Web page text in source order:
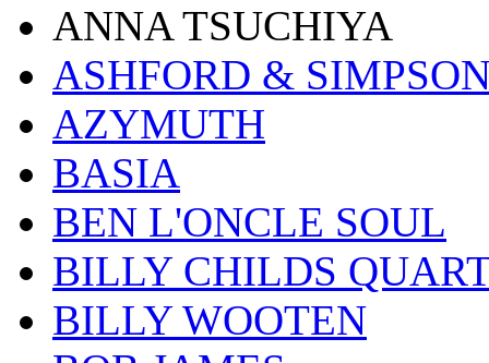
ANNA TSUCHIYA
ASHFORD &
AZYMUTH
BASIA
BEN L'ONCLE SOUL
BILLY CHILDS
BILLY WOOTEN